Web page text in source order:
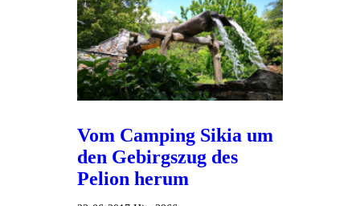
Vom Camping Sikia um
den Gebirgszug des
Pelion herum